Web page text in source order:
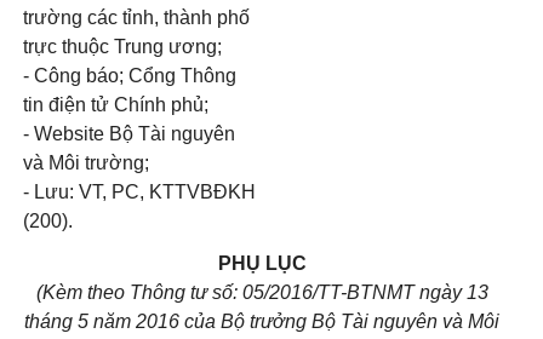
trường các tỉnh, thành phố
trực thuộc Trung ương;
- Công báo; Cổng Thông
tin điện tử Chính phủ;
- Website Bộ Tài nguyên
và Môi trường;
- Lưu: VT, PC, KTTVBĐKH
(200).
PHỤ LỤC
(Kèm theo Thông tư số: 05/2016/TT-BTNMT ngày 13
tháng 5 năm 2016 của Bộ trưởng Bộ Tài nguyên và Môi